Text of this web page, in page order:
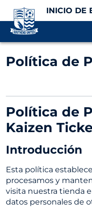
INICIO DE
Política de
Política de
Kaizen
Introducción
Esta política
procesamos y
visita nuestra tienda
datos personales de